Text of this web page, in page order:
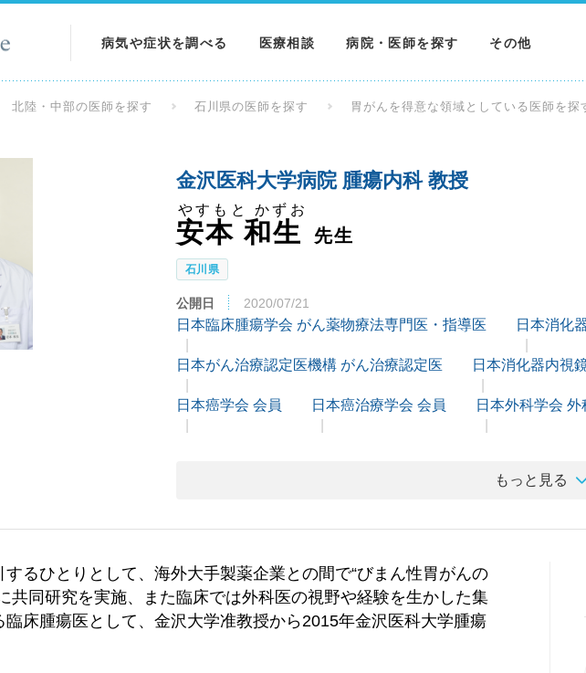
病気や症状を調べる
検査を調べる
医療相談 病院・医師を探す その他
北陸・中部の医師を探す 石川県の医師を探す 胃がんを得意な領域としている医師を探
金沢医科大学病院 腫瘍内科 教授
安本 和生
やすもと かずお
先生
石川県
公開日 2020/07/21
日本臨床腫瘍学会 がん薬物療法専門医・指導医 日本消化
日本がん治療認定医機構 がん治療認定医 日本消化器内視
日本癌学会 会員 日本癌治療学会 会員 日本外科学会
もっと見る
するひとりとして、海外大手製薬企業との間で“びまん性胃がんの
共同研究を実施、また臨床では外科医の視野や経験を生かした集
床腫瘍医として、金沢大学准教授から2015年金沢医科大学腫瘍